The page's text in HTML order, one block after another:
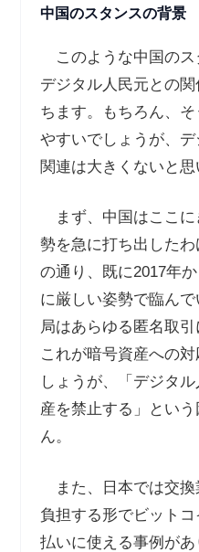
中国のスタンスの背景
このような中国のス
デジタル人民元との
ちます。もちろん、
やすいでしょうが、
関連は大きくないと思
まず、中国はここ
勢を急に打ち出した
の通り、既に2017年
に厳しい姿勢で臨ん
局はあらゆる匿名取引
これが暗号資産への
しょうが、「デジタ
産を禁止する」とい
ん。
また、日本では交
負担する形でビット
払いに使える事例が